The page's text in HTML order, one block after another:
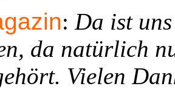
: Da ist
da natürlich
Vielen